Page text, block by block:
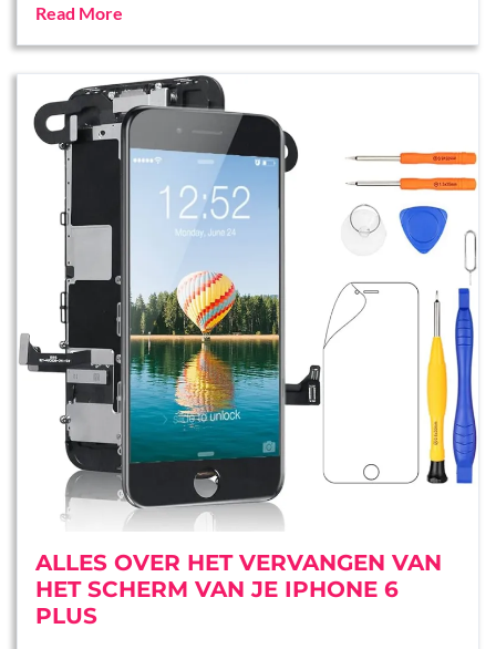
Read More
ALLES OVER HET VERVANGEN VAN
HET SCHERM VAN JE IPHONE 6
PLUS